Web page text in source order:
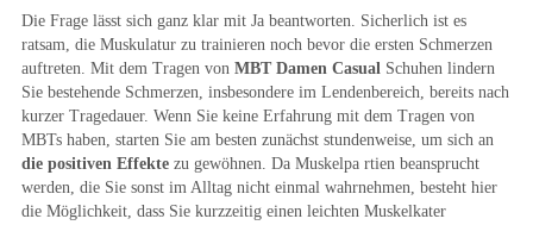
Die Frage lässt sich ganz klar mit Ja beantworten. Sicherlich ist es
ratsam, die Muskulatur zu trainieren noch bevor die ersten Schmerzen
auftreten. Mit dem Tragen von MBT Damen Casual Schuhen lindern
Sie bestehende Schmerzen, insbesondere im Lendenbereich, bereits nach
kurzer Tragedauer. Wenn Sie keine Erfahrung mit dem Tragen von
MBTs haben, starten Sie am besten zunächst stundenweise, um sich an
die positiven Effekte zu gewöhnen. Da Muskelpa rtien beansprucht
werden, die Sie sonst im Alltag nicht einmal wahrnehmen, besteht hier
die Möglichkeit, dass Sie kurzzeitig einen leichten Muskelkater